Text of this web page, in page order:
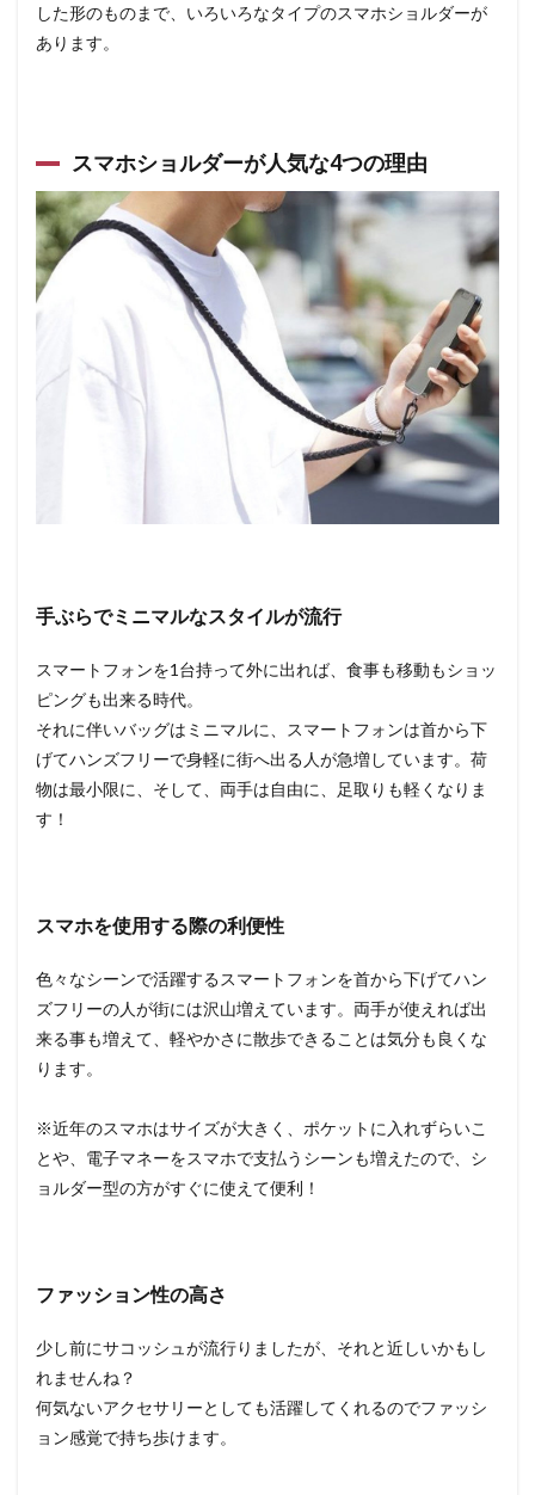
した形のものまで、いろいろなタイプのスマホショルダーが
あります。
スマホショルダーが人気な4つの理由
手ぶらでミニマルなスタイルが流行
スマートフォンを1台持って外に出れば、食事も移動もショッ
ピングも出来る時代。
それに伴いバッグはミニマルに、スマートフォンは首から下
げてハンズフリーで身軽に街へ出る人が急増しています。荷
物は最小限に、そして、両手は自由に、足取りも軽くなりま
す！
スマホを使用する際の利便性
色々なシーンで活躍するスマートフォンを首から下げてハン
ズフリーの人が街には沢山増えています。両手が使えれば出
来る事も増えて、軽やかさに散歩できることは気分も良くな
ります。
※近年のスマホはサイズが大きく、ポケットに入れずらいこ
とや、電子マネーをスマホで支払うシーンも増えたので、シ
ョルダー型の方がすぐに使えて便利！
ファッション性の高さ
少し前にサコッシュが流行りましたが、それと近しいかもし
れませんね？
何気ないアクセサリーとしても活躍してくれるのでファッシ
ョン感覚で持ち歩けます。